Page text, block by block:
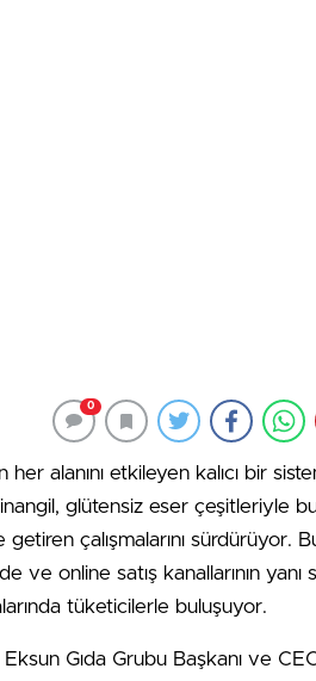
0
alanını etkileyen kalıcı bir
glütensiz eser çeşitleriyle
çalışmalarını sürdürüyor.
online satış kanallarının yanı
tüketicilerle buluşuyor.
Gıda Grubu Başkanı ve